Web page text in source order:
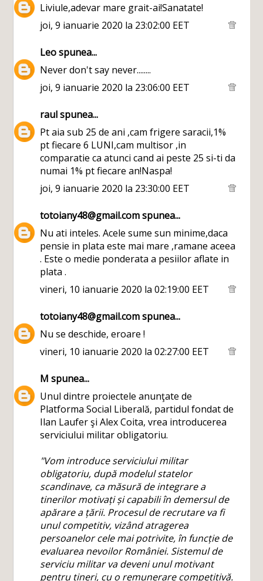
Liviule,adevar mare grait-ai!Sanatate!
joi, 9 ianuarie 2020 la 23:02:00 EET
Leospunea...
Never don't say never........
joi, 9 ianuarie 2020 la 23:06:00 EET
raulspunea...
Pt aia sub 25 de ani ,cam frigere saracii,1%
pt fiecare 6 LUNI,cam multisor ,in
comparatie ca atunci cand ai peste 25 si-ti da
numai 1% pt fiecare an!Naspa!
joi, 9 ianuarie 2020 la 23:30:00 EET
totoiany48@gmail.comspunea...
Nu ati inteles. Acele sume sun minime,daca
pensie in plata este mai mare ,ramane aceea
. Este o medie ponderata a pesiilor aflate in
plata .
vineri, 10 ianuarie 2020 la 02:19:00 EET
totoiany48@gmail.comspunea...
Nu se deschide, eroare !
vineri, 10 ianuarie 2020 la 02:27:00 EET
M spunea...
Unul dintre proiectele anunţate de
Platforma Social Liberală, partidul fondat de
Ilan Laufer şi Alex Coita, vrea introducerea
serviciului militar obligatoriu.
"Vom introduce serviciului militar
obligatoriu, după modelul statelor
scandinave, ca măsură de integrare a
tinerilor motivați și capabili în demersul de
apărare a țării. Procesul de recrutare va fi
unul competitiv, vizând atragerea
persoanelor cele mai potrivite, în funcție de
evaluarea nevoilor României. Sistemul de
serviciu militar va deveni unul motivant
pentru tineri, cu o remunerare competitivă.